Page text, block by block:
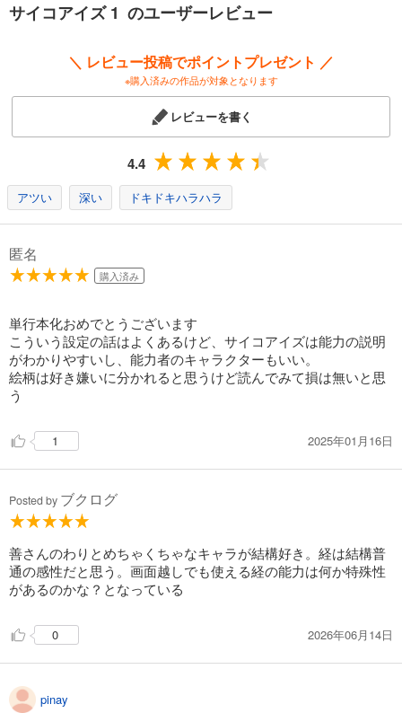
サイコアイズ 1 のユーザーレビュー
＼ レビュー投稿でポイントプレゼント ／
※購入済みの作品が対象となります
レビューを書く
4.4
アツい 深い ドキドキハラハラ
匿名
購入済み
単行本化おめでとうございます
こういう設定の話はよくあるけど、サイコアイズは能力の説明
がわかりやすいし、能力者のキャラクターもいい。
絵柄は好き嫌いに分かれると思うけど読んでみて損は無いと思
う
1 2025年01月16日
Posted by ブクログ
善さんのわりとめちゃくちゃなキャラが結構好き。経は結構普
通の感性だと思う。画面越しでも使える経の能力は何か特殊性
があるのかな？となっている
0 2026年06月14日
pinay